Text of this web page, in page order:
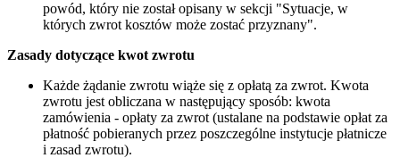
powód, który nie został opisany w sekcji "Sytuacje, w
których zwrot kosztów może zostać przyznany".
Zasady dotyczące kwot zwrotu
Każde żądanie zwrotu wiąże się z opłatą za zwrot. Kwota
zwrotu jest obliczana w następujący sposób: kwota
zamówienia - opłaty za zwrot (ustalane na podstawie opłat za
płatność pobieranych przez poszczególne instytucje płatnicze
i zasad zwrotu).